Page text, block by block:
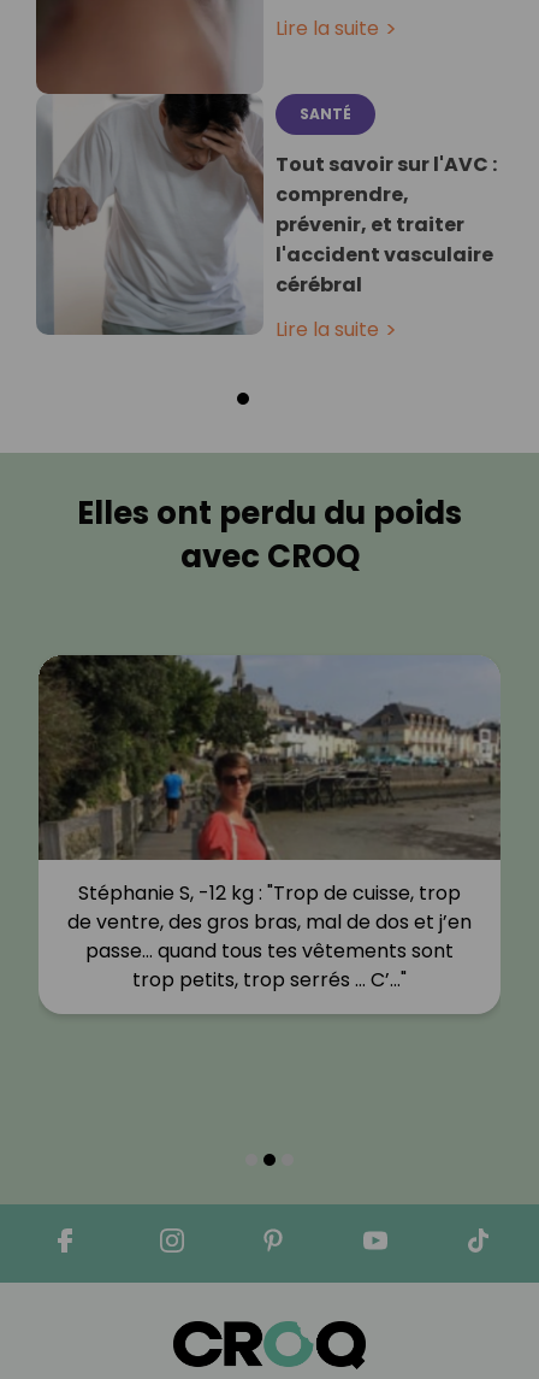
Lire la suite
SANTÉ
Tout savoir sur l'AVC :
comprendre,
prévenir, et traiter
l'accident vasculaire
cérébral
Lire la suite
Elles ont perdu du poids
avec CROQ
Stéphanie S, -12 kg : "Trop de cuisse, trop
de ventre, des gros bras, mal de dos et j’en
passe… quand tous tes vêtements sont
trop petits, trop serrés … C’…"